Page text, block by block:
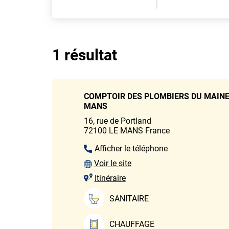
1 résultat
COMPTOIR DES PLOMBIERS DU
MANS
16, rue de Portland
72100 LE MANS France
Afficher le téléphone
Voir le site
Itinéraire
SANITAIRE
CHAUFFAGE